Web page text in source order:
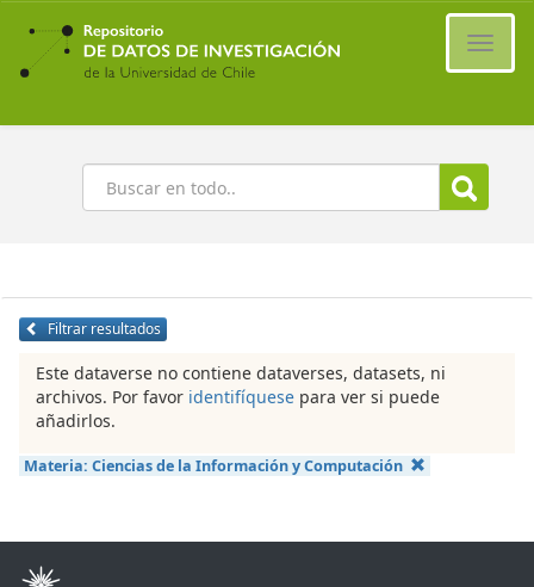
Ir
contenido
principal
Buscar
Filtrar resultados
Este dataverse no contiene dataverses, datasets, ni
archivos. Por favor identifíquese para ver si puede
añadirlos.
Materia: Ciencias de la Información y Computación